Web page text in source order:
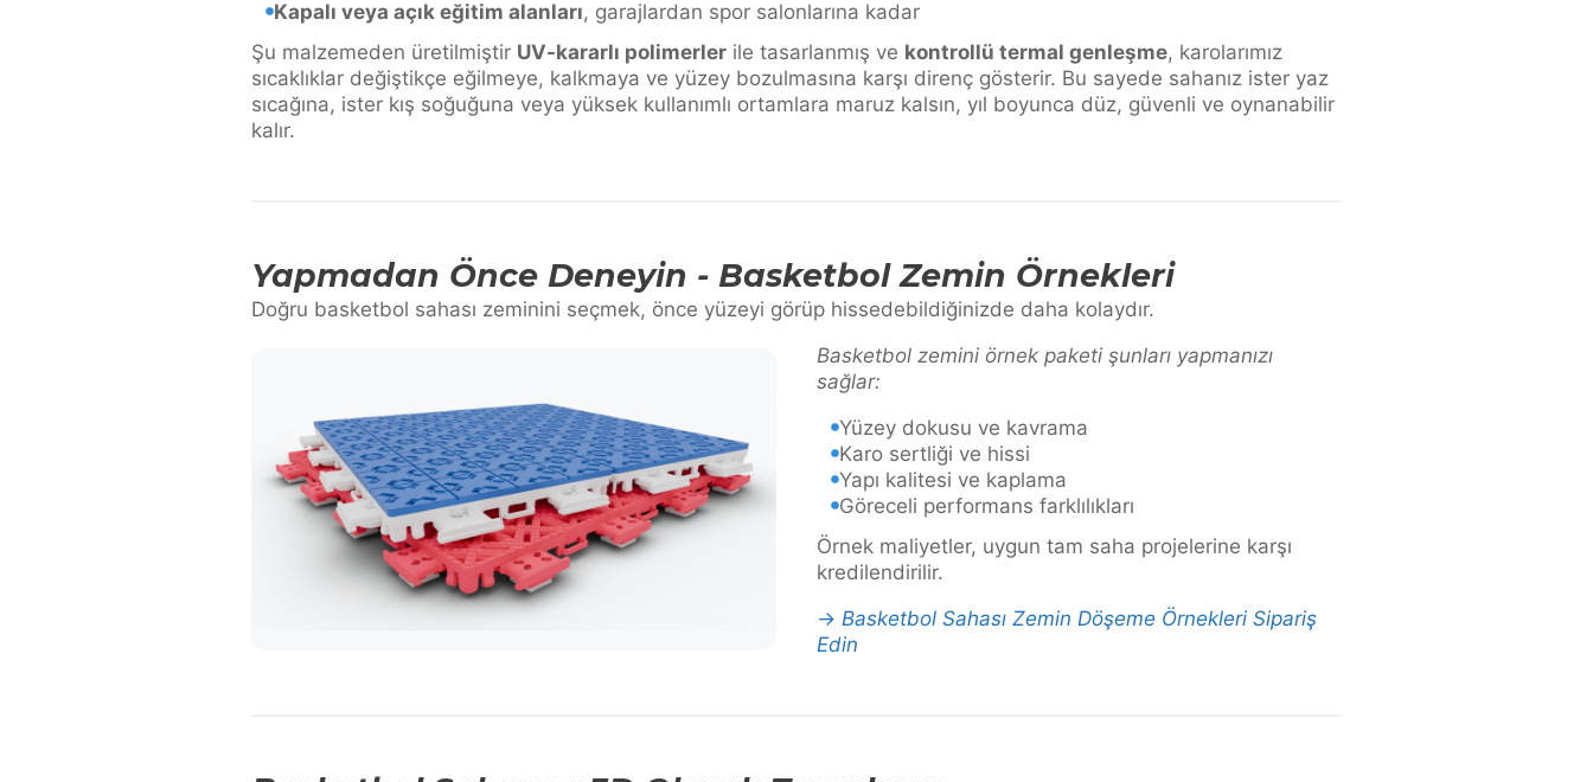
Kapalı veya açık eğitim alanları, garajlardan spor salonlarına kadar
Şu malzemeden üretilmiştir UV-kararlı polimerler ile tasarlanmış ve kontrollü termal genleşme, karolarımız
sıcaklıklar değiştikçe eğilmeye, kalkmaya ve yüzey bozulmasına karşı direnç gösterir. Bu sayede sahanız ister yaz
sıcağına, ister kış soğuğuna veya yüksek kullanımlı ortamlara maruz kalsın, yıl boyunca düz, güvenli ve oynanabilir
kalır.
Yapmadan Önce Deneyin - Basketbol Zemin Örnekleri
Doğru basketbol sahası zeminini seçmek, önce yüzeyi görüp hissedebildiğinizde daha kolaydır.
Basketbol zemini örnek paketi şunları yapmanızı
sağlar:
Yüzey dokusu ve kavrama
Karo sertliği ve hissi
Yapı kalitesi ve kaplama
Göreceli performans farklılıkları
Örnek maliyetler, uygun tam saha projelerine karşı
kredilendirilir.
→ Basketbol Sahası Zemin Döşeme Örnekleri Sipariş
Edin